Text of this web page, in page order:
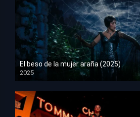
El beso de la mujer araña (2025)
2025
HD 1080p